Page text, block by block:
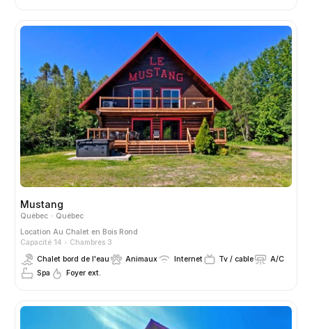
Mustang
Québec
Québec
Location Au Chalet en Bois Rond
Capacité 14
Chambres 3
Chalet bord de l'eau
Animaux Internet Tv / cable
A/C
Spa
Foyer ext.